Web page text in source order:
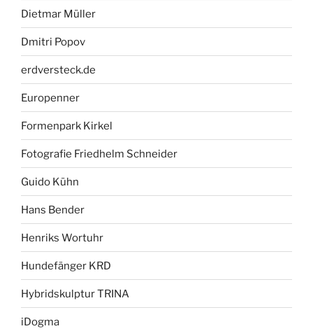
Dietmar Müller
Dmitri Popov
erdversteck.de
Europenner
Formenpark Kirkel
Fotografie Friedhelm Schneider
Guido Kühn
Hans Bender
Henriks Wortuhr
Hundefänger KRD
Hybridskulptur TRINA
iDogma